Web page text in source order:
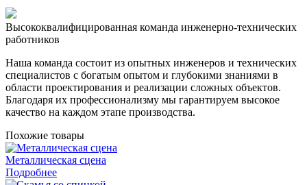
Высококвалифицированная команда инженерно-технических
работников
Наша команда состоит из опытных инженеров и технических
специалистов с богатым опытом и глубокими знаниями в
области проектирования и реализации сложных объектов.
Благодаря их профессионализму мы гарантируем высокое
качество на каждом этапе производства.
Похожие товары
Металлическая сцена
Подробнее